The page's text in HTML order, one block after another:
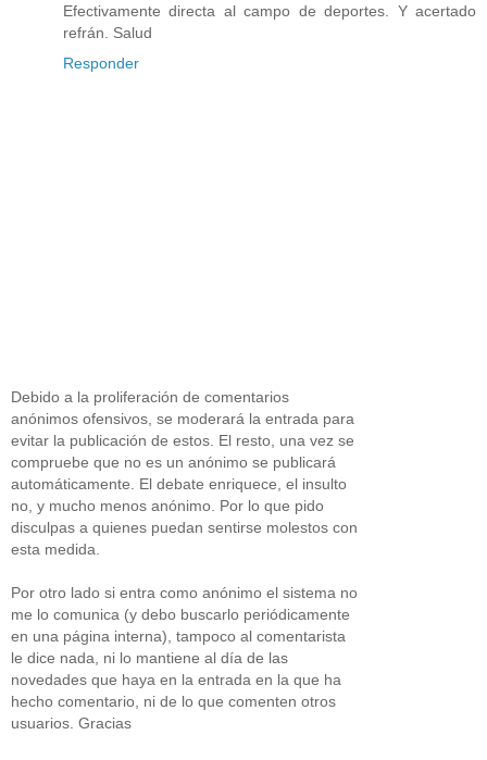
Efectivamente directa al campo de deportes. Y acertado
refrán. Salud
Responder
Debido a la proliferación de comentarios
anónimos ofensivos, se moderará la entrada para
evitar la publicación de estos. El resto, una vez se
compruebe que no es un anónimo se publicará
automáticamente. El debate enriquece, el insulto
no, y mucho menos anónimo. Por lo que pido
disculpas a quienes puedan sentirse molestos con
esta medida.
Por otro lado si entra como anónimo el sistema no
me lo comunica (y debo buscarlo periódicamente
en una página interna), tampoco al comentarista
le dice nada, ni lo mantiene al día de las
novedades que haya en la entrada en la que ha
hecho comentario, ni de lo que comenten otros
usuarios. Gracias